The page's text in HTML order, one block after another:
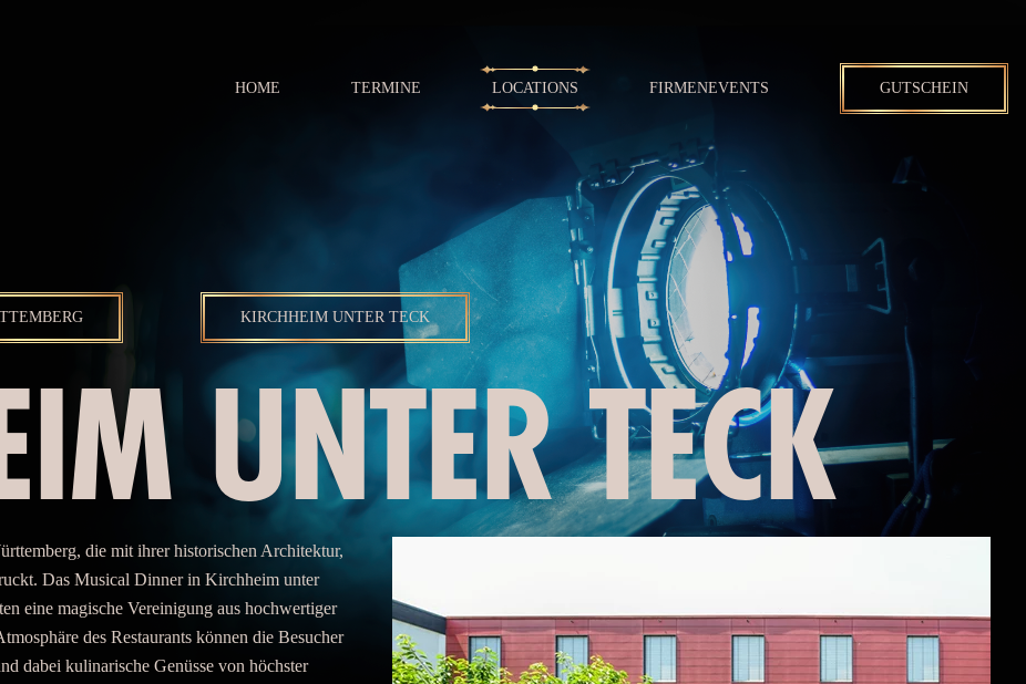
HOME TERMINE LOCATIONS FIRMENEVENTS GUTSCHEIN
KIRCHHEIM UNTER TECK
UNTER TECK
die mit ihrer historischen Architektur,
Das Musical Dinner in Kirchheim unter
eine magische Vereinigung aus hochwertiger
des Restaurants können die Besucher
dabei kulinarische Genüsse von höchster